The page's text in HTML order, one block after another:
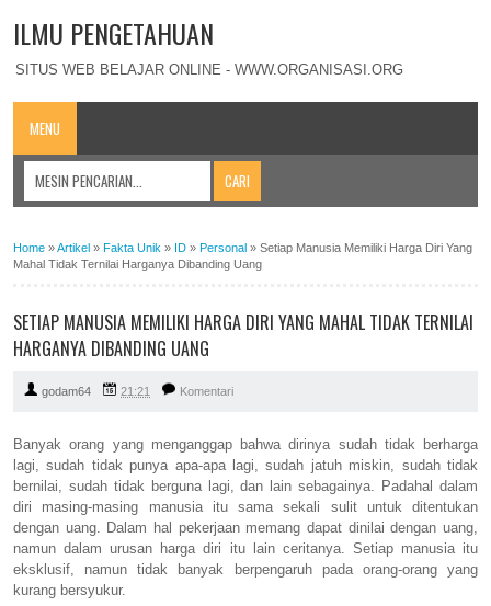
ILMU PENGETAHUAN
SITUS WEB BELAJAR ONLINE - WWW.ORGANISASI.ORG
MENU
Home »Artikel » Fakta Unik » ID » Personal » Setiap Manusia Memiliki Harga Diri Yang
Mahal Tidak Ternilai Harganya Dibanding Uang
SETIAP MANUSIA MEMILIKI HARGA DIRI YANG MAHAL TIDAK TERNILAI
HARGANYA DIBANDING UANG
godam64 21:21 Komentari
Banyak orang yang menganggap bahwa dirinya sudah tidak berharga
lagi, sudah tidak punya apa-apa lagi, sudah jatuh miskin, sudah tidak
bernilai, sudah tidak berguna lagi, dan lain sebagainya. Padahal dalam
diri masing-masing manusia itu sama sekali sulit untuk ditentukan
dengan uang. Dalam hal pekerjaan memang dapat dinilai dengan uang,
namun dalam urusan harga diri itu lain ceritanya. Setiap manusia itu
eksklusif, namun tidak banyak berpengaruh pada orang-orang yang
kurang bersyukur.